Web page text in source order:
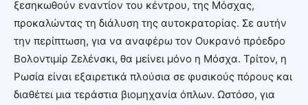
ξεσηκωθούν εναντίον του κέντρου, της Μόσχας,
προκαλώντας τη διάλυση της αυτοκρατορίας. Σε αυτήν
την περίπτωση, για να αναφέρω τον Ουκρανό πρόεδρο
Βολοντιμίρ Ζελένσκι, θα μείνει μόνο η Μόσχα. Τρίτον, η
Ρωσία είναι εξαιρετικά πλούσια σε φυσικούς πόρους και
διαθέτει μια τεράστια βιομηχανία όπλων. Ωστόσο, για